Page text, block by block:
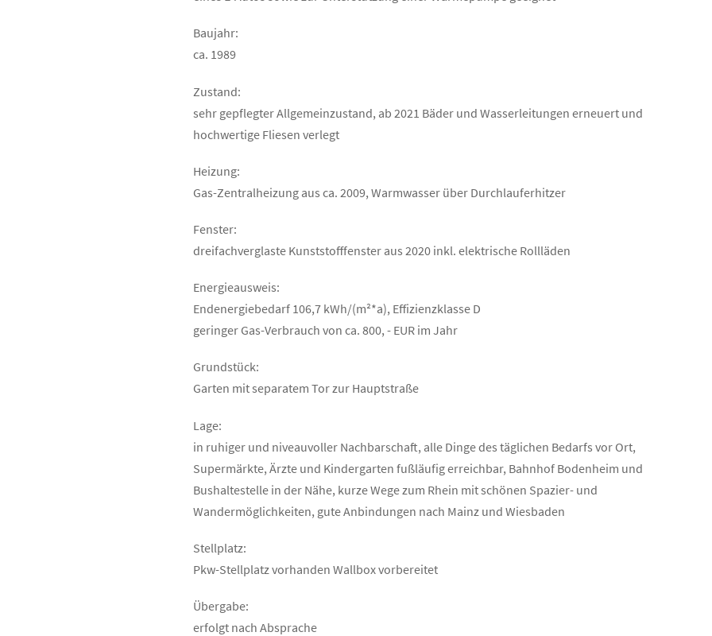
Baujahr:
ca. 1989
Zustand:
sehr gepflegter Allgemeinzustand, ab 2021 Bäder und Wasserleitungen erneuert und
hochwertige Fliesen verlegt
Heizung:
Gas-Zentralheizung aus ca. 2009, Warmwasser über Durchlauferhitzer
Fenster:
dreifachverglaste Kunststofffenster aus 2020 inkl. elektrische Rollläden
Energieausweis:
Endenergiebedarf 106,7 kWh/(m²*a), Effizienzklasse D
geringer Gas-Verbrauch von ca. 800, - EUR im Jahr
Grundstück:
Garten mit separatem Tor zur Hauptstraße
Lage:
in ruhiger und niveauvoller Nachbarschaft, alle Dinge des täglichen Bedarfs vor Ort,
Supermärkte, Ärzte und Kindergarten fußläufig erreichbar, Bahnhof Bodenheim und
Bushaltestelle in der Nähe, kurze Wege zum Rhein mit schönen Spazier- und
Wandermöglichkeiten, gute Anbindungen nach Mainz und Wiesbaden
Stellplatz:
Pkw-Stellplatz vorhanden Wallbox vorbereitet
Übergabe:
erfolgt nach Absprache